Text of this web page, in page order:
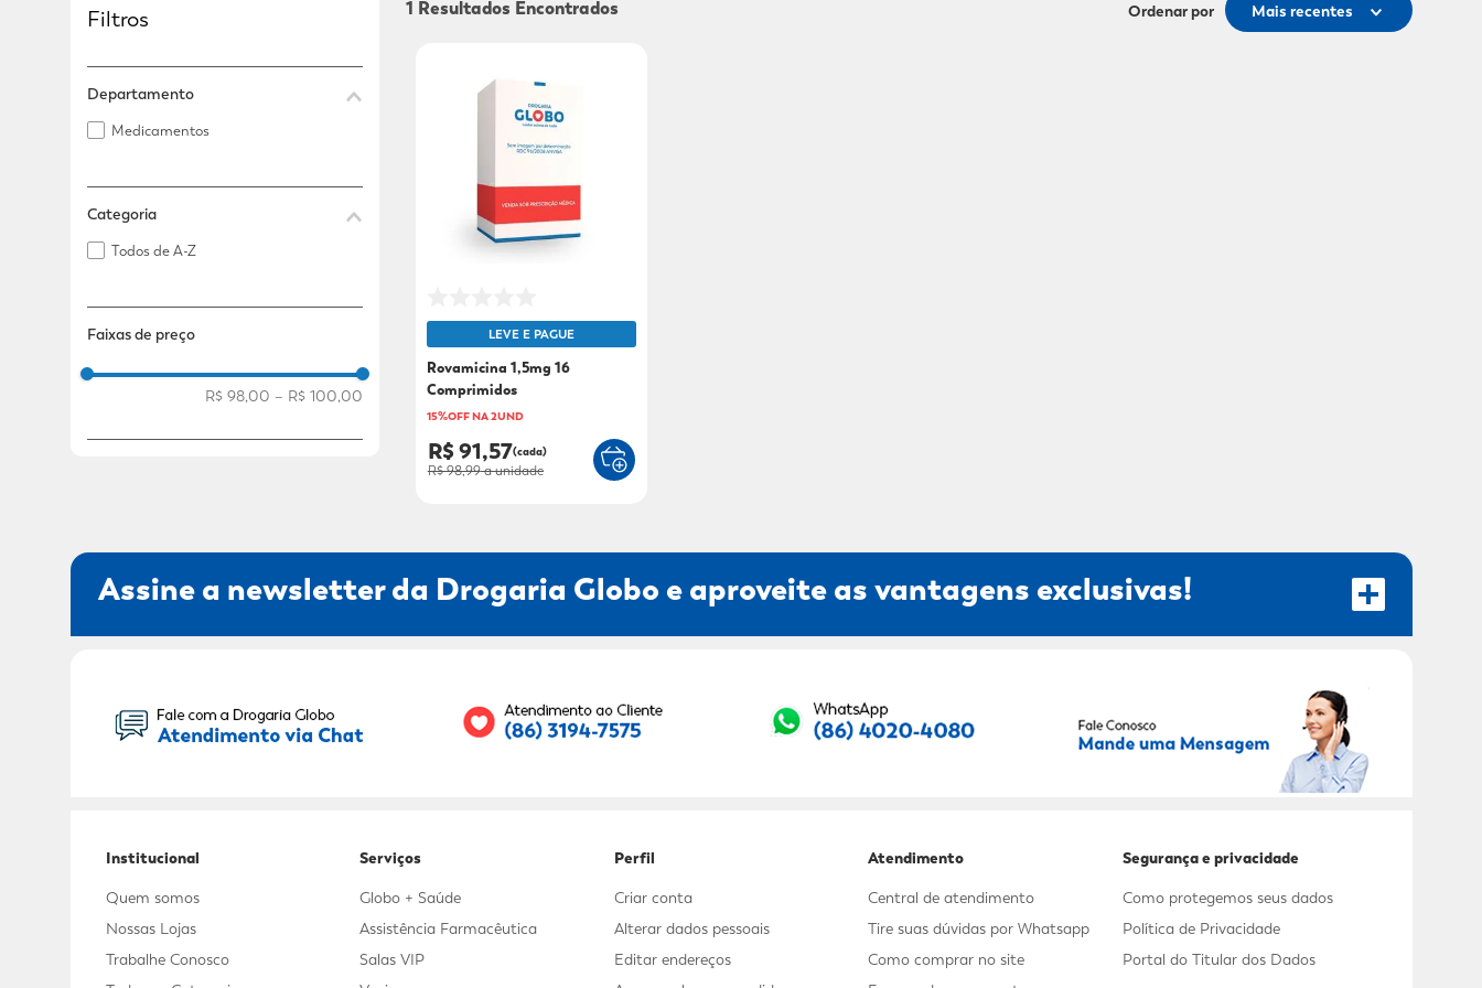
9º
sabonete líquido
Adicional
Filtros
Departamento
Medicamentos
Categoria
Todos de A-Z
Faixas de preço
R$ 98,00 – R$ 100,00
1 Ordenar por Mais recentes
LEVE E PAGUE
Rovamicina 1,5mg 16
Comprimidos
15%OFF NA 2UND
R$ 91,57(cada)
R$ 98,99a unidade
Assine a newsletter da Drogaria Globo e aproveite as vantagens exclusivas!
RECEBER OFERTAS EXCLUSIVAS!
Institucional
Quem somos
Nossas Lojas
Trabalhe Conosco
Serviços
Globo + Saúde
Assistência Farmacêutica
Salas VIP
Perfil
Criar conta
Alterar dados pessoais
Editar endereços
Atendimento
Central de atendimento
Tire suas dúvidas por Whatsapp
Como comprar no site
Segurança e privacidade
Como protegemos seus dados
Política de Privacidade
Portal do Titular dos Dados